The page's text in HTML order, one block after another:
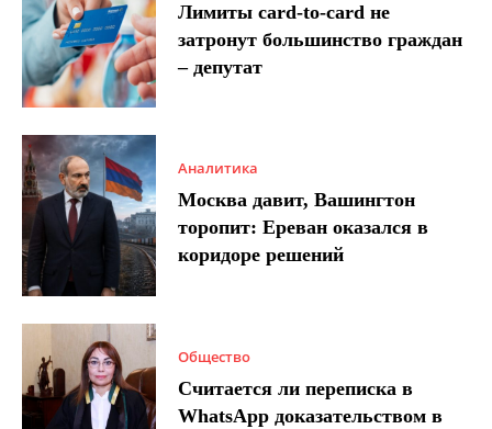
Лимиты card-to-card не
затронут большинство граждан
– депутат
Аналитика
Москва давит, Вашингтон
торопит: Ереван оказался в
коридоре решений
Общество
Считается ли переписка в
WhatsApp доказательством в